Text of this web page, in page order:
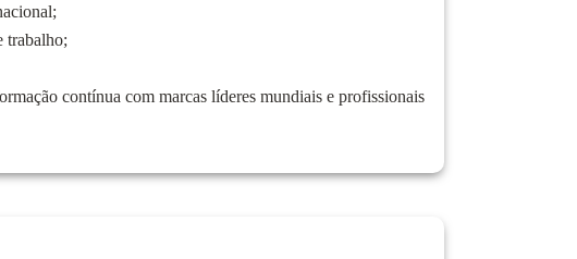
trabalho;
contínua com marcas líderes mundiais e profissionais